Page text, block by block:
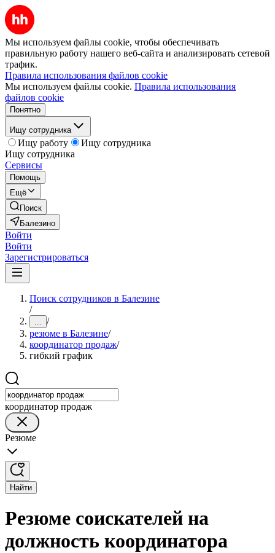
Мы используем файлы cookie, чтобы обеспечивать
правильную работу нашего веб-сайта и анализировать сетевой
трафик.
Правила использования файлов cookie
Мы используем файлы cookie. Правила использования
файлов cookie
Понятно
Ищу сотрудника
Ищу работу
Ищу сотрудника
Ищу сотрудника
Сервисы
Помощь
Ещё
Поиск
Балезино
Войти
Войти
Зарегистрироваться
Поиск сотрудников в Балезине
/
... /
резюме в Балезине/
координатор продаж/
гибкий график
координатор продаж
Резюме
Найти
Резюме соискателей на
должность координатора